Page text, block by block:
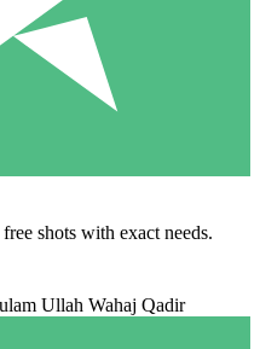
shots with exact needs.
Ullah Wahaj Qadir